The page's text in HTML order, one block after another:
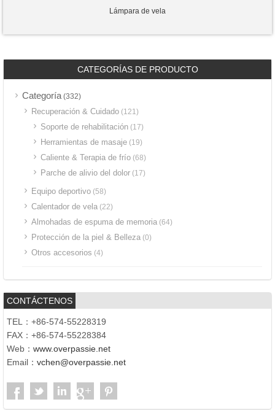
Lámpara de vela
CATEGORÍAS DE PRODUCTO
Categoría(332)
Recuperación & Cuidado (121)
Soporte de rehabilitación (17)
Herramientas de masaje (19)
Caliente & Terapia de frío (68)
Parche de alivio del dolor (17)
Equipo deportivo (58)
Calentador de vela (22)
Almohadas de espuma de memoria (64)
Protección de la piel & Belleza (0)
Otros accesorios (4)
CONTÁCTENOS
TEL：+86-574-55228319
FAX：+86-574-55228384
Web： www.overpassie.net
Email： vchen@overpassie.net